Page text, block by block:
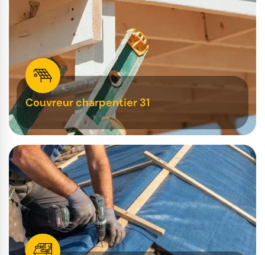
Couvreur charpentier 31